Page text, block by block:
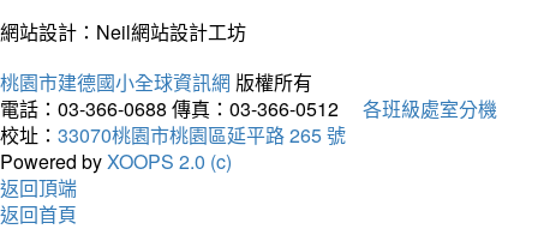
網站設計：Neil網站設計工坊
桃園市建德國小全球資訊網 版權所有
電話：03-366-0688 傳真：03-366-0512
各班級處室分機
校址： 33070桃園市桃園區延平路 265 號
Powered byXOOPS 2.0 (c)
返回頂端
返回首頁